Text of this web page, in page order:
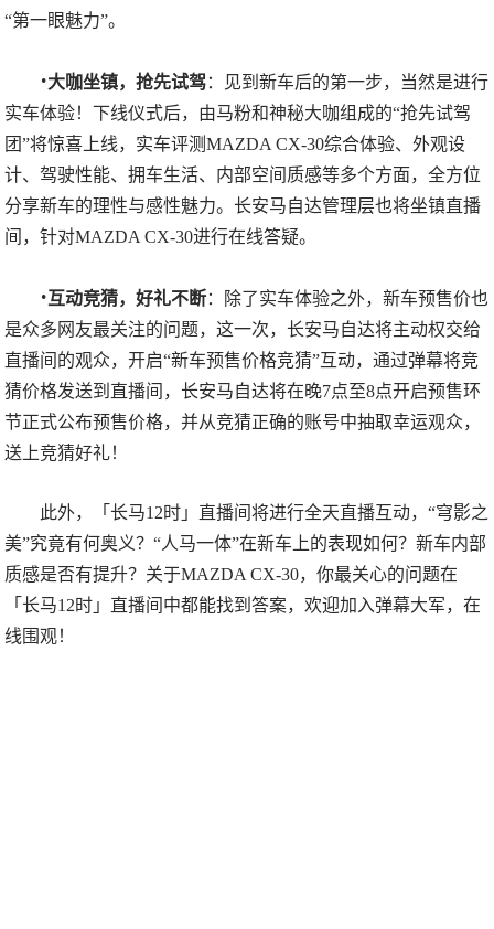
“第一眼魅力”。
·大咖坐镇，抢先试驾：见到新车后的第一步，当然是进行
实车体验！下线仪式后，由马粉和神秘大咖组成的“抢先试驾
团”将惊喜上线，实车评测MAZDA CX-30综合体验、外观设
计、驾驶性能、拥车生活、内部空间质感等多个方面，全方位
分享新车的理性与感性魅力。长安马自达管理层也将坐镇直播
间，针对MAZDA CX-30进行在线答疑。
·互动竞猜，好礼不断：除了实车体验之外，新车预售价也
是众多网友最关注的问题，这一次，长安马自达将主动权交给
直播间的观众，开启“新车预售价格竞猜”互动，通过弹幕将竞
猜价格发送到直播间，长安马自达将在晚7点至8点开启预售环
节正式公布预售价格，并从竞猜正确的账号中抽取幸运观众，
送上竞猜好礼！
此外，「长马12时」直播间将进行全天直播互动，“穹影之
美”究竟有何奥义？“人马一体”在新车上的表现如何？新车内部
质感是否有提升？关于MAZDA CX-30，你最关心的问题在
「长马12时」直播间中都能找到答案，欢迎加入弹幕大军，在
线围观！